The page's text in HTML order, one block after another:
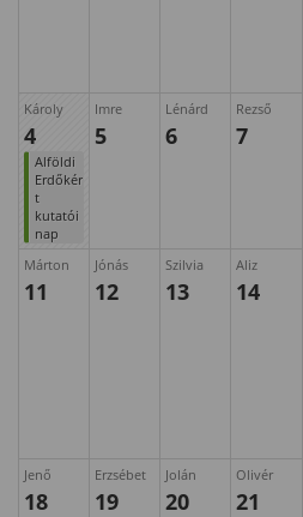
Károly
4
Alföldi
Erdőkér
t
kutatói
nap
Imre
5
Lénárd
6
Rezső
7
Márton
11
Jónás
12
Szilvia
13
Aliz
14
Jenő
18
Erzsébet
19
Jolán
20
Olivér
21